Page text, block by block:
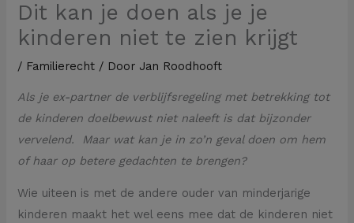
Dit kan je doen als je je
kinderen niet te zien krijgt
/ Familierecht / Door Jan Roodhooft
Als je ex-partner de verblijfsregeling met betrekking tot
de kinderen doelbewust niet naleeft is dat bijzonder
vervelend. Maar wat kan je in zo’n geval doen om hem
of haar op betere gedachten te brengen?
Wie uiteen is met de andere ouder van minderjarige
kinderen maakt het wel eens mee dat de kinderen niet